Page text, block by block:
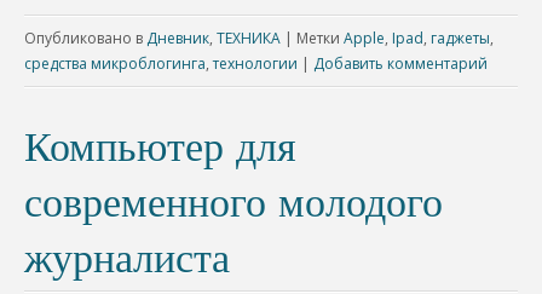
Опубликовано в Дневник, ТЕХНИКА | Метки Apple, Ipad, гаджеты,
средства микроблогинга,технологии | Добавить комментарий
Компьютер для
современного молодого
журналиста